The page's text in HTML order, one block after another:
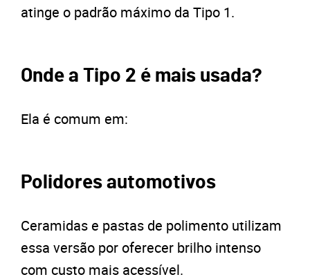
atinge o padrão máximo da Tipo 1.
Onde a Tipo 2 é mais usada?
Ela é comum em:
Polidores automotivos
Ceramidas e pastas de polimento utilizam
essa versão por oferecer brilho intenso
com custo mais acessível.